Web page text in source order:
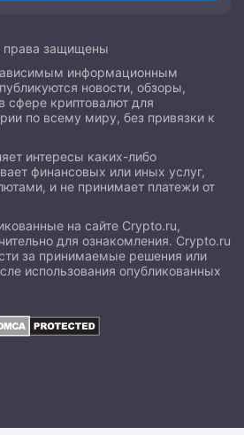
права защищены
информационным
новости, обзоры,
сфере криптовалют для
по всему миру, без привязки к
интересы каких-либо
финансовых или иных услуг,
и не принимает платежи от
на сайте Crypto.ru,
для ознакомления. Crypto.ru
за принимаемые решения или
использования опубликованных